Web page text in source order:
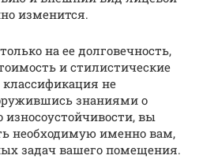
изменится.
на ее долговечность,
и стилистические
не
знаниями о
вы
необходимую именно вам,
задач вашего помещения.